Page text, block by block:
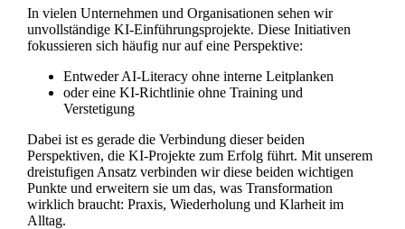
In vielen Unternehmen und Organisationen sehen wir
unvollständige KI-Einführungsprojekte. Diese Initiativen
fokussieren sich häufig nur auf eine Perspektive:
Entweder AI-Literacy ohne interne Leitplanken
oder eine KI-Richtlinie ohne Training und
Verstetigung
Dabei ist es gerade die Verbindung dieser beiden
Perspektiven, die KI-Projekte zum Erfolg führt. Mit unserem
dreistufigen Ansatz verbinden wir diese beiden wichtigen
Punkte und erweitern sie um das, was Transformation
wirklich braucht: Praxis, Wiederholung und Klarheit im
Alltag.